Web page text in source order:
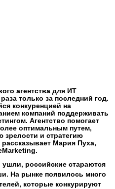
агентства для ИТ
только за последний год.
конкуренцией на
компаний поддерживать
Агентство помогает
оптимальным путем,
зрелости и стратегию
Мария Пуха,
российские стараются
На рынке появилось много
которые конкурируют